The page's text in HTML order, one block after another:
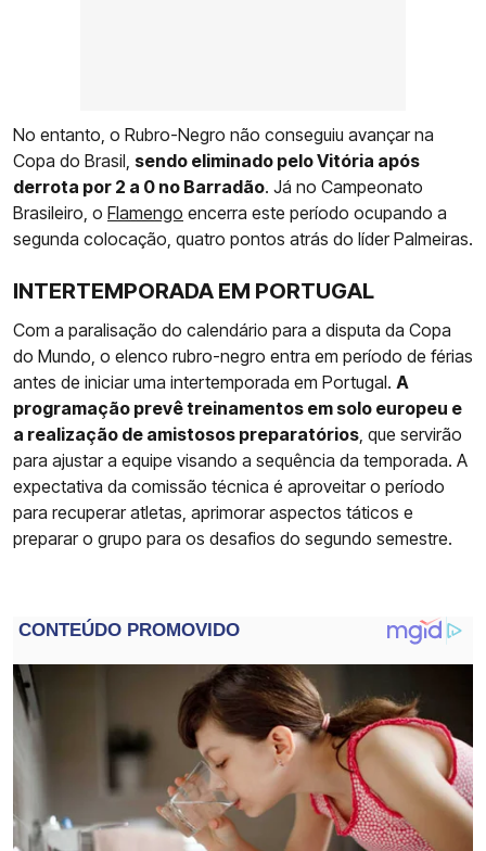
No entanto, o Rubro-Negro não conseguiu avançar na
Copa do Brasil, sendo eliminado pelo Vitória após
derrota por 2 a 0 no Barradão. Já no Campeonato
Brasileiro, o Flamengo encerra este período ocupando a
segunda colocação, quatro pontos atrás do líder Palmeiras.
INTERTEMPORADA EM PORTUGAL
Com a paralisação do calendário para a disputa da Copa
do Mundo, o elenco rubro-negro entra em período de férias
antes de iniciar uma intertemporada em Portugal. A
programação prevê treinamentos em solo europeu e
a realização de amistosos preparatórios , que servirão
para ajustar a equipe visando a sequência da temporada. A
expectativa da comissão técnica é aproveitar o período
para recuperar atletas, aprimorar aspectos táticos e
preparar o grupo para os desafios do segundo semestre.